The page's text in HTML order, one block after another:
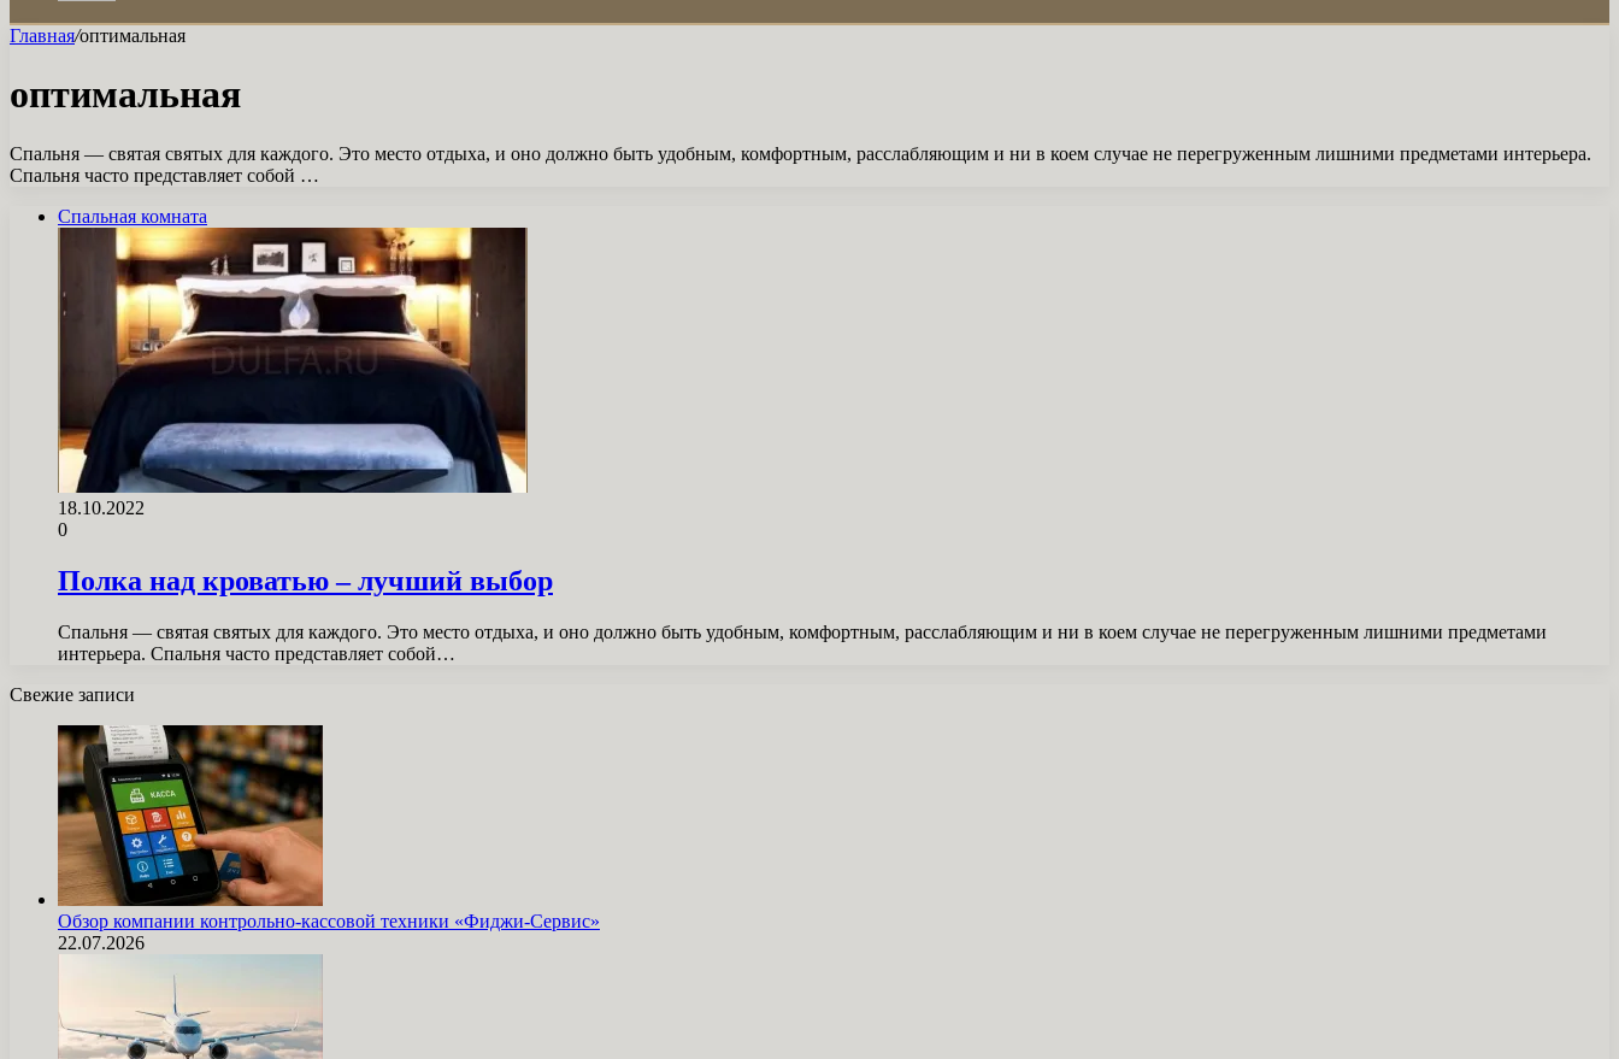
Главная/оптимальная
оптимальная
Спальня — святая святых для каждого. Это место отдыха, и оно должно быть удобным, комфортным, расслабляющим и ни в коем случае не перегруженным лишними предметами интерьера.
Спальня часто представляет собой …
Спальная комната
18.10.2022
0
Полка над кроватью – лучший выбор
Спальня — святая святых для каждого. Это место отдыха, и оно должно быть удобным, комфортным, расслабляющим и ни в коем случае не перегруженным лишними предметами
интерьера. Спальня часто представляет собой…
Свежие записи
Обзор компании контрольно-кассовой техники «Фиджи-Сервис»
22.07.2026